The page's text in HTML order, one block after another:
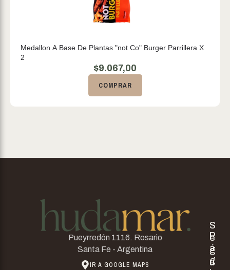
Medallon A Base De Plantas "not Co" Burger Parrillera X
2
$9.067,00
COMPRAR
Pueyrredón 1116. Rosario
Santa Fe - Argentina
IR A GOOGLE MAPS
P
á
g
S
e
g
u